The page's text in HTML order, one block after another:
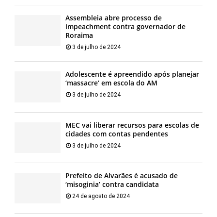
Assembleia abre processo de
impeachment contra governador de
Roraima
3 de julho de 2024
Adolescente é apreendido após planejar
‘massacre’ em escola do AM
3 de julho de 2024
MEC vai liberar recursos para escolas de
cidades com contas pendentes
3 de julho de 2024
Prefeito de Alvarães é acusado de
‘misoginia’ contra candidata
24 de agosto de 2024